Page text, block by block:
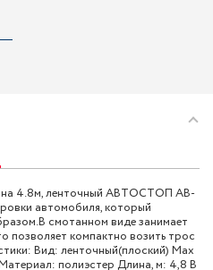
4.8м, ленточный АВТОСТОП AB-
автомобиля, который
смотанном виде занимает
позволяет компактно возить трос
Вид: ленточный(плоский) Max
полиэстер Длина, м: 4,8 В